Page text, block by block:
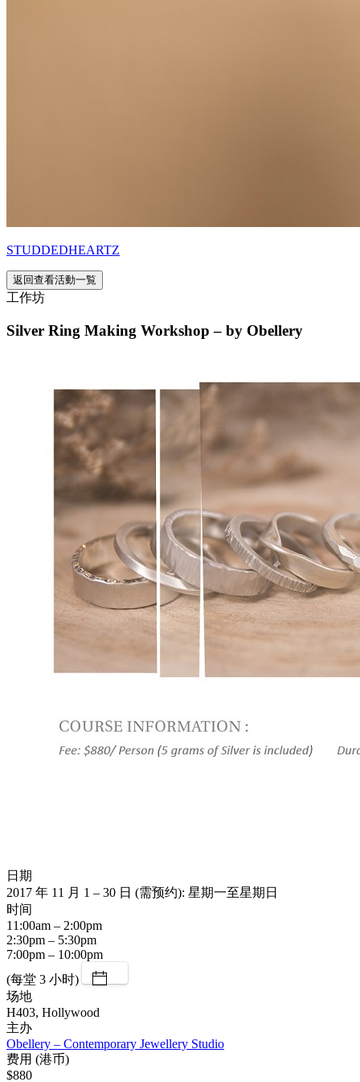
STUDDEDHEARTZ
返回查看活動一覧
工作坊
Silver Ring Making Workshop – by Obellery
日期
2017 年 11 月 1 – 30 日 (需预约): 星期一至星期日
时间
11:00am – 2:00pm
2:30pm – 5:30pm
7:00pm – 10:00pm
(每堂 3 小时)
场地
H403, Hollywood
主办
Obellery – Contemporary Jewellery Studio
费用 (港币)
$880